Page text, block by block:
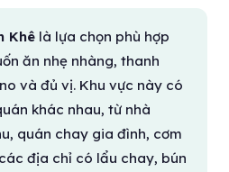
Khê là lựa chọn phù hợp
ăn nhẹ nhàng, thanh
và đủ vị. Khu vực này có
khác nhau, từ nhà
quán chay gia đình, cơm
địa chỉ có lẩu chay, bún